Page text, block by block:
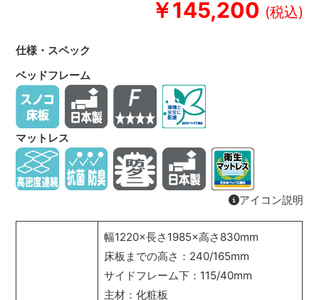
￥145,200
仕様・スペック
ベッドフレーム
マットレス
アイコン説明
幅1220×長さ1985×高さ830mm
床板までの高さ：240/165mm
サイドフレーム下：115/40mm
主材：化粧板